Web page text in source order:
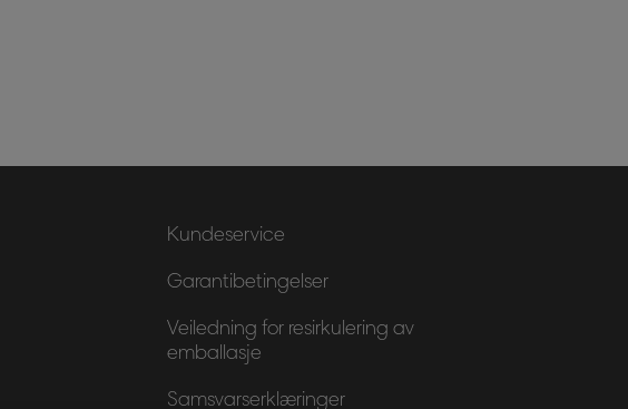
Kundeservice
Garantibetingelser
Veiledning for resirkulering av
emballasje
Samsvarserklæringer